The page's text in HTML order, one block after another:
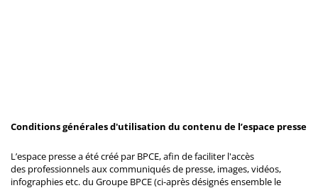
Conditions générales d'utilisation du contenu de l’espace presse
L’espace presse a été créé par BPCE, afin de faciliter l'accès
des professionnels aux communiqués de presse, images, vidéos,
infographies etc. du Groupe BPCE (ci-après désignés ensemble le